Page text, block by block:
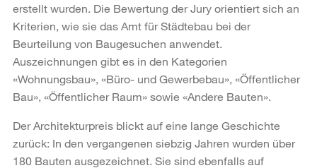
erstellt wurden. Die Bewertung der Jury orientiert sich an
Kriterien, wie sie das Amt für Städtebau bei der
Beurteilung von Baugesuchen anwendet.
Auszeichnungen gibt es in den Kategorien
«Wohnungsbau», «Büro- und Gewerbebau», «Öffentlicher
Bau», «Öffentlicher Raum» sowie «Andere Bauten».
Der Architekturpreis blickt auf eine lange Geschichte
zurück: In den vergangenen siebzig Jahren wurden über
180 Bauten ausgezeichnet. Sie sind ebenfalls auf